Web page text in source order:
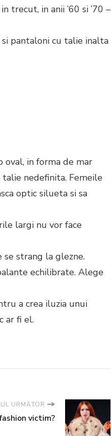
trecut, in anii ’60 si ’70 –
pantaloni cu talie inalta
oval, in forma de mar
nedefinita. Femeile
optic silueta si sa
largi nu vor face
strang la glezne.
echilibrate. Alege
a crea iluzia unui
ar fi el.
URMĂTOR
victim?